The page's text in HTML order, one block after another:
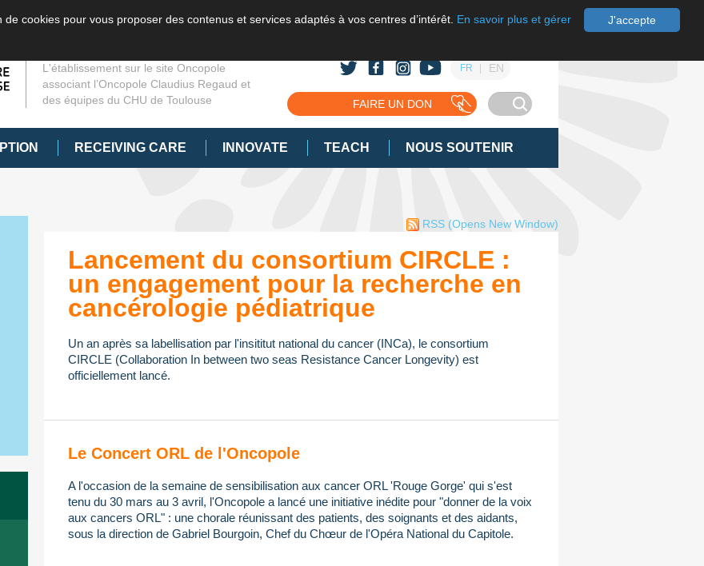
J'accepte
cookies pour vous proposer des contenus et services adaptés à vos centres d’intérêt. En savoir plus et gérer
L'établissement sur le site Oncopole
associant l’Oncopole Claudius Regaud et
des équipes du CHU de Toulouse
FR EN
FAIRE UN DON
RECEIVING CARE INNOVATE TEACH NOUS SOUTENIR
RSS (Opens New Window)
Lancement du consortium CIRCLE :
un engagement pour la recherche en
cancérologie pédiatrique
Un an après sa labellisation par l'insititut national du cancer (INCa), le consortium
CIRCLE (Collaboration In between two seas Resistance Cancer Longevity) est
officiellement lancé.
Le Concert ORL de l'Oncopole
A l'occasion de la semaine de sensibilisation aux cancer ORL 'Rouge Gorge' qui s'est
tenu du 30 mars au 3 avril, l'Oncopole a lancé une initiative inédite pour "donner de la voix
aux cancers ORL" : une chorale réunissant des patients, des soignants et des aidants,
sous la direction de Gabriel Bourgoin, Chef du Chœur de l'Opéra National du Capitole.